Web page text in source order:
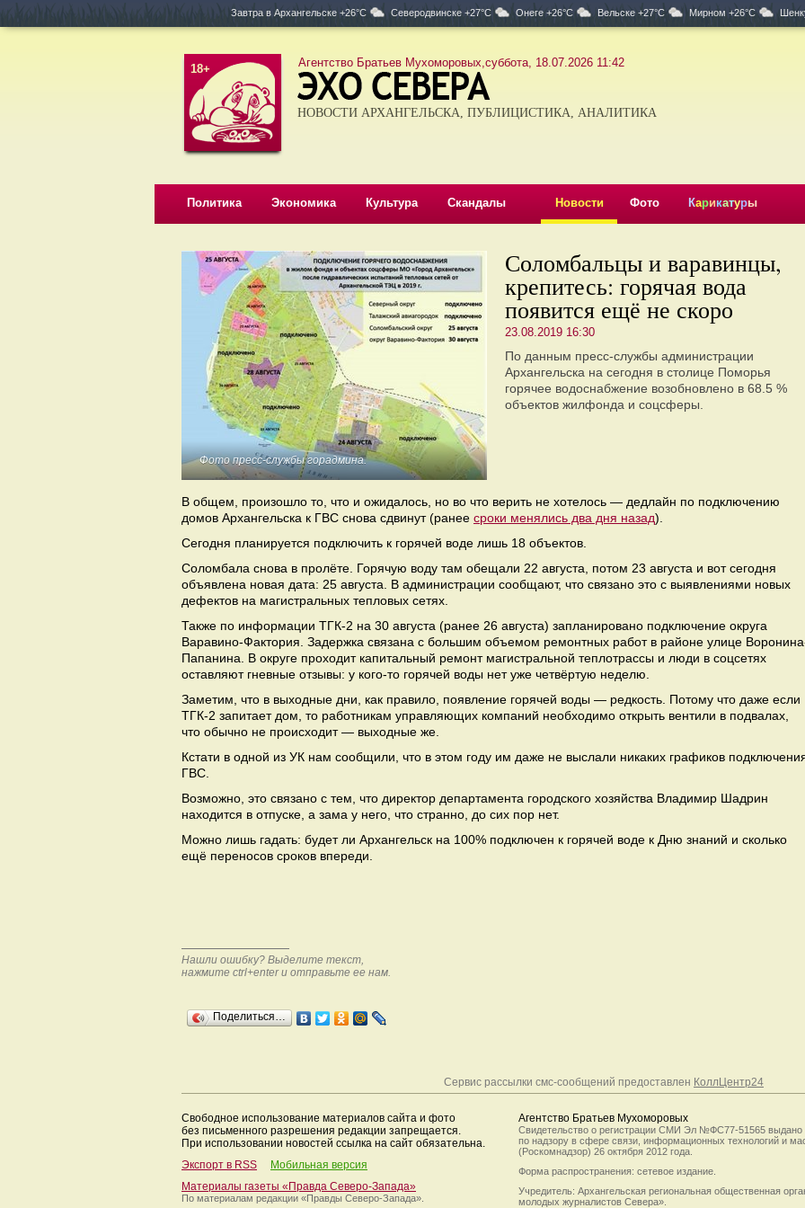
Завтра в Архангельске +26°C Северодвинске +27°C Онеге +26°C Вельске +27°C Мирном +26°C
18+ Агентство Братьев Мухоморовых,суббота, 18.07.2026 11:42
НОВОСТИ АРХАНГЕЛЬСКА, ПУБЛИЦИСТИКА, АНАЛИТИКА
Политика Экономика Культура Скандалы Новости Фото Карикатуры
Фото пресс-службы горадмина.
Соломбальцы и варавинцы,
крепитесь: горячая вода
появится ещё не скоро
23.08.2019 16:30
По данным пресс-службы администрации
Архангельска на сегодня в столице Поморья
горячее водоснабжение возобновлено в 68.5 %
объектов жилфонда и соцсферы.
В общем, произошло то, что и ожидалось, но во что верить не хотелось — дедлайн по подключению
домов Архангельска к ГВС снова сдвинут (ранее сроки менялись два дня назад).
Сегодня планируется подключить к горячей воде лишь 18 объектов.
Соломбала снова в пролёте. Горячую воду там обещали 22 августа, потом 23 августа и вот сегодня
объявлена новая дата: 25 августа. В администрации сообщают, что связано это с выявлениями новых
дефектов на магистральных тепловых сетях.
Также по информации ТГК-2 на 30 августа (ранее 26 августа) запланировано подключение округа
Варавино-Фактория. Задержка связана с большим объемом ремонтных работ в районе улице
Папанина. В округе проходит капитальный ремонт магистральной теплотрассы и люди в соцсетях
оставляют гневные отзывы: у кого-то горячей воды нет уже четвёртую неделю.
Заметим, что в выходные дни, как правило, появление горячей воды — редкость. Потому что даже если
ТГК-2 запитает дом, то работникам управляющих компаний необходимо открыть вентили в подвалах,
что обычно не происходит — выходные же.
Кстати в одной из УК нам сообщили, что в этом году им даже не выслали никаких графиков
ГВС.
Возможно, это связано с тем, что директор департамента городского хозяйства Владимир Шадрин
находится в отпуске, а зама у него, что странно, до сих пор нет.
Можно лишь гадать: будет ли Архангельск на 100% подключен к горячей воде к Дню знаний и сколько
ещё переносов сроков впереди.
Нашли ошибку? Выделите текст,
нажмите ctrl+enter и отправьте ее нам.
Поделиться…
Сервис рассылки смс-сообщений предоставлен КоллЦентр24
Свободное использование материалов сайта и фото
без письменного разрешения редакции запрещается.
При использовании новостей ссылка на сайт обязательна.
Экспорт в RSS
Мобильная версия
Материалы газеты «Правда Северо-Запада»
По материалам редакции «Правды Северо-Запада».
Агентство Братьев Мухоморовых
Свидетельство о регистрации СМИ Эл №ФС77-51565 выдано
по надзору в сфере связи, информационных технологий и
(Роскомнадзор) 26 октября 2012 года.
Форма распространения: сетевое издание.
Учредитель: Архангельская региональная общественная
молодых журналистов Севера».